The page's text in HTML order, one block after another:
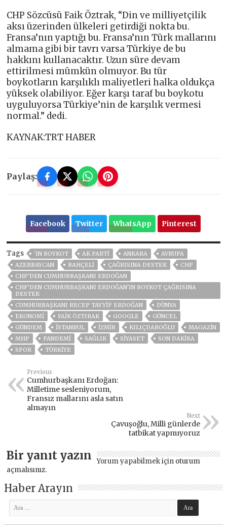
CHP Sözcüsü Faik Öztrak, “Din ve milliyetçilik
aksı üzerinden ülkeleri getirdiği nokta bu.
Fransa’nın yaptığı bu. Fransa’nın Türk mallarını
almama gibi bir tavrı varsa Türkiye de bu
hakkını kullanacaktır. Uzun süre devam
ettirilmesi mümkün olmuyor. Bu tür
boykotların karşılıklı maliyetleri halka oldukça
yüksek olabiliyor. Eğer karşı taraf bu boykotu
uyguluyorsa Türkiye’nin de karşılık vermesi
normal.” dedi.
KAYNAK:TRT HABER
Paylaş:
Facebook Twitter WhatsApp Pinterest
Tags 'IN BOYKOT AK PARTİ ANKARA
AVRUPA
AZERBAYCAN
BAHÇELİ ÇAĞRISINA DESTEK
CHP
CHP'DEN CUMHURBAŞKANI ERDOĞAN
CHP'DEN CUMHURBAŞKANI ERDOĞAN'IN BOYKOT ÇAĞRISINA
DESTEK
CUMHURBAŞKANI RECEP TAYYIP ERDOĞAN
DÜNYA
EKONOMİ
FAİK ÖZTIRAK GOOGLE
GÜNCEL
GÜNDEM
ISTANBUL İZMIR KILIÇDAROĞLU
MAGAZİN
MHP
PANDEMİ SAĞLIK SİYASET
SON DAKIKA
SPOR
TÜRKİYE
Previous
Cumhurbaşkanı Erdoğan:
Milletime sesleniyorum,
Fransız mallarını asla satın
almayın
Next
Çavuşoğlu, Milli günlerde
tatbikat yapmıyoruz
Bir yanıt yazın Yorum yapabilmek için oturum
açmalısınız.
Haber Arayın